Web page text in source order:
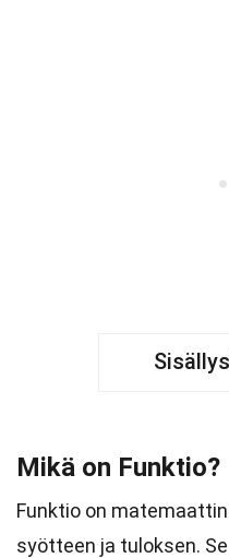
Mikä on Funktio?
Funktio on
syötteen ja tuloksen.